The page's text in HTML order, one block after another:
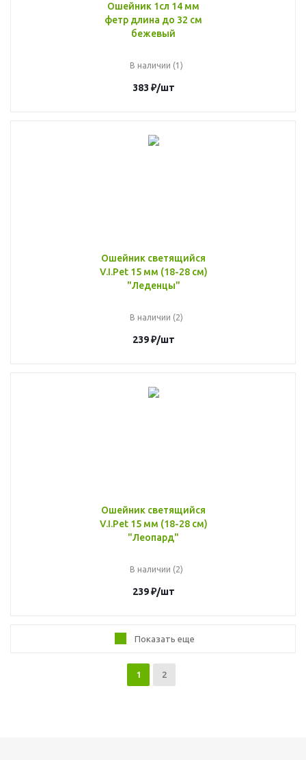
Ошейник 1сл 14 мм
фетр длина до 32 см
бежевый
В наличии (1)
383 ₽/шт
Ошейник светящийся
V.I.Pet 15 мм (18-28 см)
"Леденцы"
В наличии (2)
239₽/шт
Ошейник светящийся
V.I.Pet 15 мм (18-28 см)
"Леопард"
В наличии (2)
239₽/шт
Показать еще
1 2